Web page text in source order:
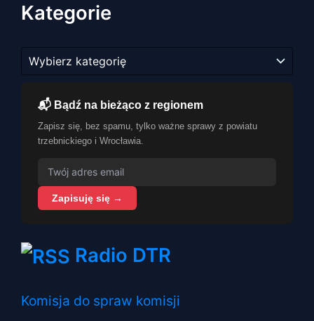
Kategorie
📬 Bądź na bieżąco z regionem
Zapisz się, bez spamu, tylko ważne sprawy z powiatu
trzebnickiego i Wrocławia.
Zapisuję się →
Radio DTR
Komisja do spraw komisji